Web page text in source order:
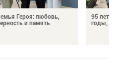
Героя: любовь,
и память
95 лет
годы,